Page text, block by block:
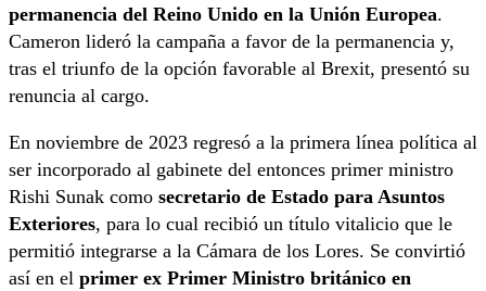
permanencia del Reino Unido en la Unión Europea.
Cameron lideró la campaña a favor de la permanencia y,
tras el triunfo de la opción favorable al Brexit, presentó su
renuncia al cargo.
En noviembre de 2023 regresó a la primera línea política al
ser incorporado al gabinete del entonces primer ministro
Rishi Sunak como secretario de Estado para Asuntos
Exteriores, para lo cual recibió un título vitalicio que le
permitió integrarse a la Cámara de los Lores. Se convirtió
así en el primer ex Primer Ministro británico en